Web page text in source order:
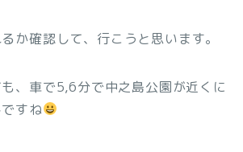
か確認して、行こうと思います。
、車で5,6分で中之島公園が近くに
すね